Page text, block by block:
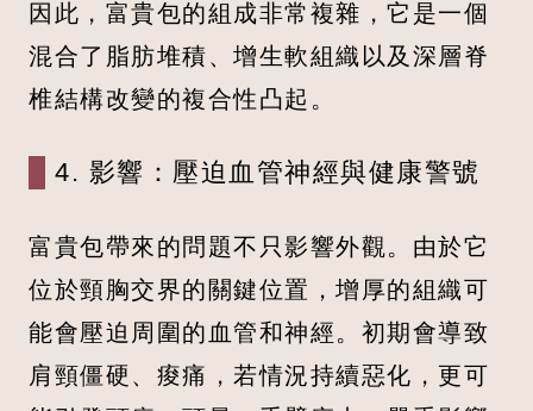
因此，富貴包的組成非常複雜，它是一個
混合了脂肪堆積、增生軟組織以及深層脊
椎結構改變的複合性凸起。
4. 影響：壓迫血管神經與健康警號
富貴包帶來的問題不只影響外觀。由於它
位於頸胸交界的關鍵位置，增厚的組織可
能會壓迫周圍的血管和神經。初期會導致
肩頸僵硬、痠痛，若情況持續惡化，更可